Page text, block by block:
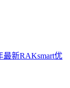
最新RAKsmart优